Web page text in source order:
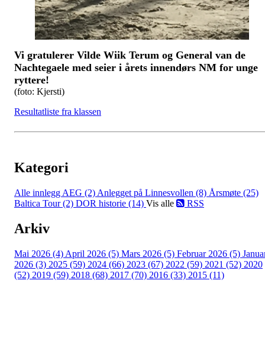
Vi gratulerer Vilde Wiik Terum og General van de
Nachtegaele med seier i årets innendørs NM for unge
ryttere!
(foto: Kjersti)
Resultatliste fra klassen
Kategori
Alle innlegg AEG (2) Anlegget på Linnesvollen (8) Årsmøte (25)
Baltica Tour (2) DOR historie (14) Vis alle RSS
Arkiv
Mai 2026 (4) April 2026 (5) Mars 2026 (5) Februar 2026 (5)
2026 (3) 2025 (59) 2024 (66) 2023 (67) 2022 (59) 2021 (52) 2020
(52) 2019 (59) 2018 (68) 2017 (70) 2016 (33) 2015 (11)